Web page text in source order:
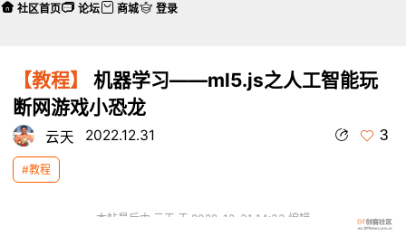
【教程】
机器学习——ml5.js之人工智能玩
断网游戏小恐龙
云天 2022.12.31 3
#教程
本帖最后由 云天 于 2022-12-31 14:33 编辑
社区首页 论坛 商城 登录